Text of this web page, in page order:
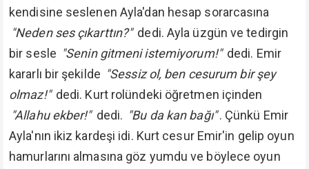
kendisine seslenen Ayla'dan hesap sorarcasına
"Neden ses çıkarttın?" dedi. Ayla üzgün ve tedirgin
bir sesle "Senin gitmeni istemiyorum!" dedi. Emir
kararlı bir şekilde "Sessiz ol, ben cesurum bir şey
olmaz!" dedi. Kurt rolündeki öğretmen içinden
"Allahu ekber!" dedi. "Bu da kan bağı". Çünkü Emir
Ayla'nın ikiz kardeşi idi. Kurt cesur Emir'in gelip oyun
hamurlarını almasına göz yumdu ve böylece oyun